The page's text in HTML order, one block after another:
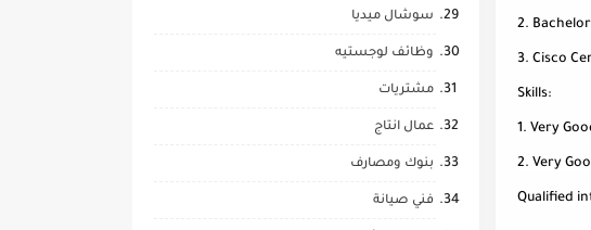
2.
3. Cisco
Skills:
1. Very
2. Very
Qualified
سوشال ميديا
وظائف لوجستيه
مشتريات
عمال انتاج
بنوك ومصارف
فني صيانة